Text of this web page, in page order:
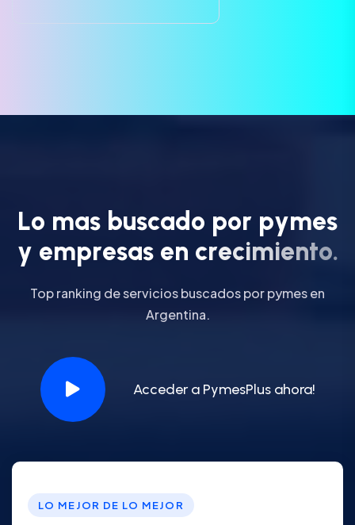
Lo mas buscado por pymes
y empresas en crecimiento.
Top ranking de servicios buscados por pymes en
Argentina.
Acceder a PymesPlus ahora!
LO MEJOR DE LO MEJOR